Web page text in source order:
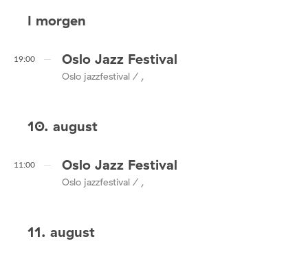
I morgen
19:00 Oslo Jazz Festival
Oslo jazzfestival / ,
10. august
11:00 Oslo Jazz Festival
Oslo jazzfestival / ,
11. august